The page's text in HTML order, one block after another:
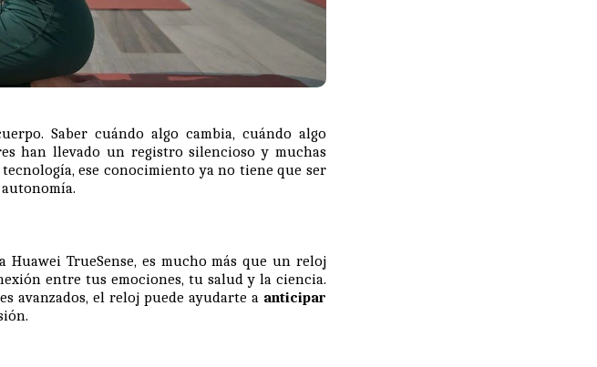
Saber cuándo algo cambia, cuándo algo
han llevado un registro silencioso y muchas
ese conocimiento ya no tiene que ser
Huawei TrueSense, es mucho más que un reloj
entre tus emociones, tu salud y la ciencia.
avanzados, el reloj puede ayudarte a anticipar